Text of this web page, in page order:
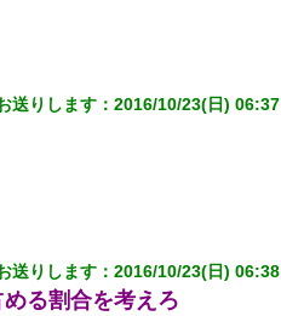
らせ」息子「やった＾＾」私
送りします ：2016/10/23(日)
送りします ：2016/10/23(日)
る割合を考えろ